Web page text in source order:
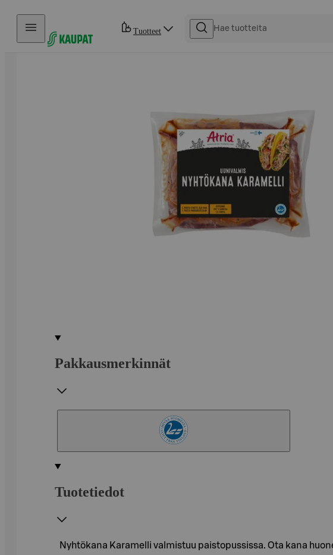
Hyppää sisältöön
Tuotteet
Pakkausmerkinnät
Tuotetiedot
Nyhtökana Karamelli valmistuu paistopussissa. Ota kana